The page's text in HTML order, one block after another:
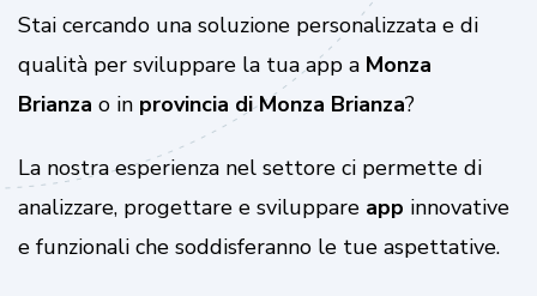
Stai cercando una soluzione personalizzata e di
qualità per sviluppare la tua app a Monza
Brianza o in provincia di Monza Brianza?
La nostra esperienza nel settore ci permette di
analizzare, progettare e sviluppare app innovative
e funzionali che soddisferanno le tue aspettative.